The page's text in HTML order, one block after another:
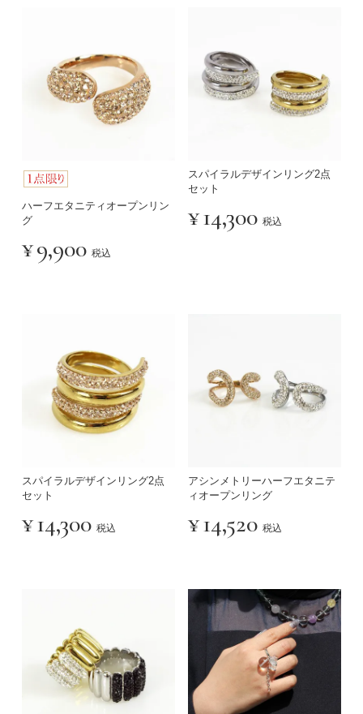
ハーフエタニティオープンリン
グ
¥9,900 税込
スパイラルデザインリング2点
セット
¥14,300 税込
スパイラルデザインリング2点
セット
¥14,300 税込
アシンメトリーハーフエタニテ
ィオープンリング
¥14,520 税込